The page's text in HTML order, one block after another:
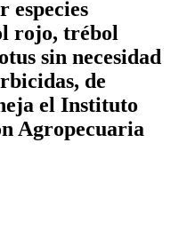
especies
rojo, trébol
sin necesidad
de
el Instituto
Agropecuaria